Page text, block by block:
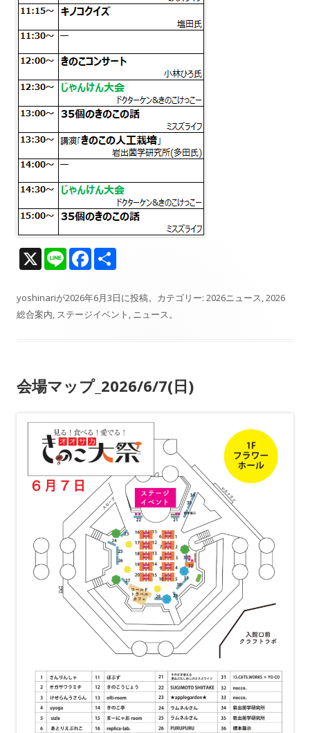
X Li
e
F
e
b
k
yoshinariが2026年6月3日に投稿。カテゴリー: 2026ニュース,2026
総合案内, ステージイベント , ニュース。
会場マップ_2026/6/7(日)